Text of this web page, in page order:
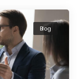
Blog